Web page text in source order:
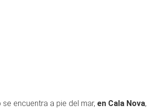
encuentra a pie del mar, en Cala Nova,